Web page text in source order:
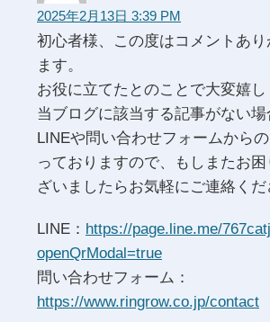
2025年2月13日 3:39 PM
初心者様、この度はコメントあ
ます。
お役に立てたとのことで大変嬉し
当ブログに該当する記事がない場
LINEや問い合わせフォームから
っておりますので、もしまたお
ざいましたらお気軽にご連絡くだ
LINE： https://page.line.me/
openQrModal=true
問い合わせフォーム：
https://www.ringrow.co.jp/contact